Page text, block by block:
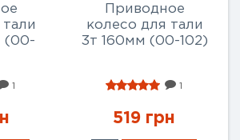
(00-
1
Приводное
колесо для тали
3т 160мм (00-102)
1
519 грн